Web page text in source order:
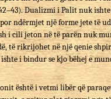
Dualizmi i Palit nuk
ndërmjet një forme jete të
i cili jeton në të parën nuk
të rikrijohet në një qenie
i bindur se kjo bëhej e
është i vetmi libër që